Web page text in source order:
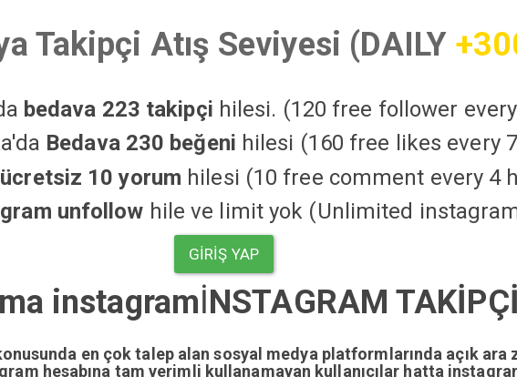
Takipçi Atış Seviyesi (DAILY
bedava 223 takipçi hilesi. (120 free follower
Bedava 230 beğeni hilesi (160 free likes every
ücretsiz 10 yorum hilesi (10 free comment every 4
unfollow hile ve limit yok (Unlimited
GIRIŞ YAP
instagramİNSTAGRAM
en çok talep alan sosyal medya platformlarında açık
hesabına tam verimli kullanamayan kullanıcılar hatta